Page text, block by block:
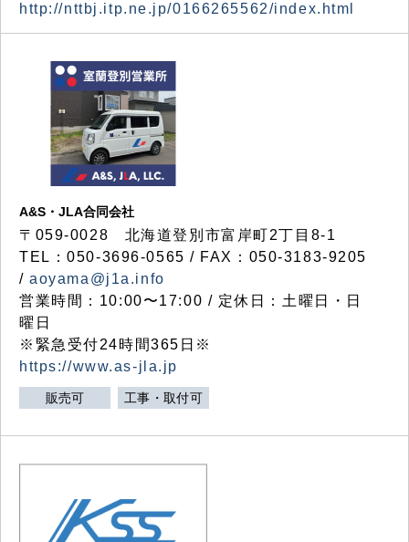
http://nttbj.itp.ne.jp/0166265562/index.html
A&S・JLA合同会社
〒 059-0028 北海道登別市富岸町2丁目 8-1
TEL：050-3696-0565 / FAX：050-3183-9205
/aoyama@j1a.info
営業時間：10:00〜17:00 / 定休日：土曜日・日
曜日
※緊急受付24時間365日※
https://www.as-jla.jp
販売可 工事・取付可